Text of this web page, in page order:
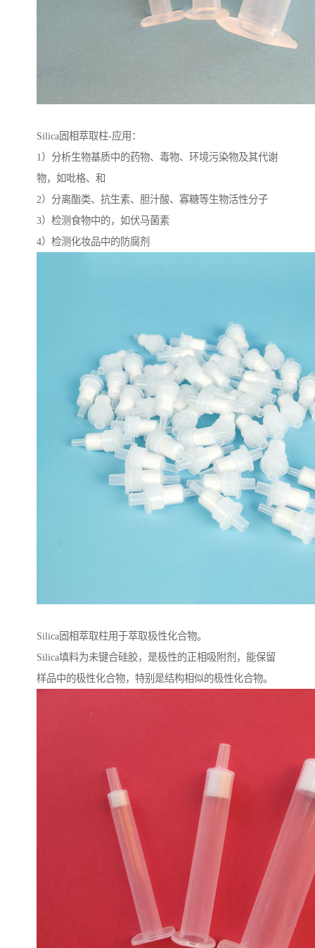
Silica固相萃取柱-应用：
1）分析生物基质中的药物、毒物、环境污染物及其代谢
物，如吡格、和
2）分离酯类、抗生素、胆汁酸、寡糖等生物活性分子
3）检测食物中的，如伏马菌素
4）检测化妆品中的防腐剂
Silica固相萃取柱用于萃取极性化合物。
Silica填料为未键合硅胶，是极性的正相吸附剂，能保留
样品中的极性化合物，特别是结构相似的极性化合物。